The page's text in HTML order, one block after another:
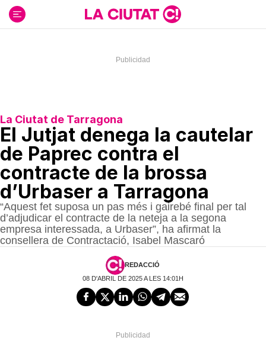
contenido
La Ciutat de Tarragona
El Jutjat denega la cautelar
de Paprec contra el
contracte de la brossa
d’Urbaser a Tarragona
“Aquest fet suposa un pas més i gairebé final per tal
d’adjudicar el contracte de la neteja a la segona
empresa interessada, a Urbaser”, ha afirmat la
consellera de Contractació, Isabel Mascaró
REDACCIÓ
08 D'ABRIL DE 2025 A LES 14:01H